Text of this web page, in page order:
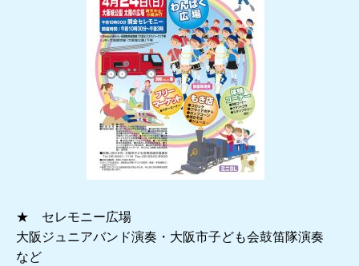
★ セレモニー広場
大阪ジュニアバンド演奏・大阪市子ども会鼓笛隊演奏
など